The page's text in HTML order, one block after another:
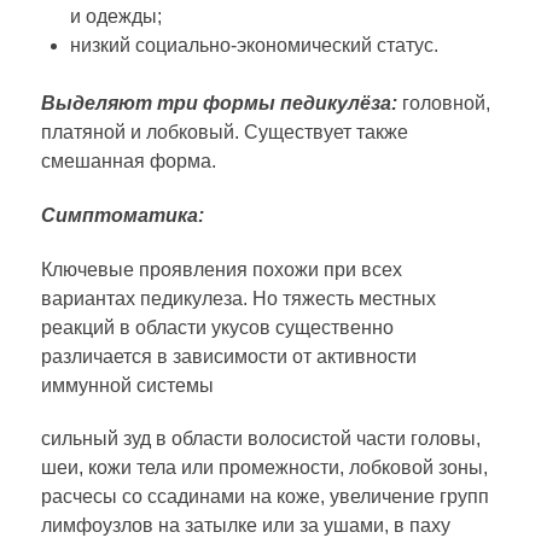
и одежды;
низкий социально-экономический статус.
Выделяют три формы педикулёза: головной,
платяной и лобковый. Существует также
смешанная форма.
Симптоматика:
Ключевые проявления похожи при всех
вариантах педикулеза. Но тяжесть местных
реакций в области укусов существенно
различается в зависимости от активности
иммунной системы
сильный зуд в области волосистой части головы,
шеи, кожи тела или промежности, лобковой зоны,
расчесы со ссадинами на коже, увеличение групп
лимфоузлов на затылке или за ушами, в паху